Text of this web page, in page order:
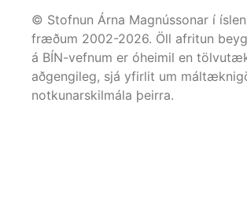
© Stofnun Árna Magnússonar í
fræðum 2002-2026. Öll afritun
á BÍN-vefnum er óheimil en
aðgengileg, sjá yfirlit um
notkunarskilmála þeirra.